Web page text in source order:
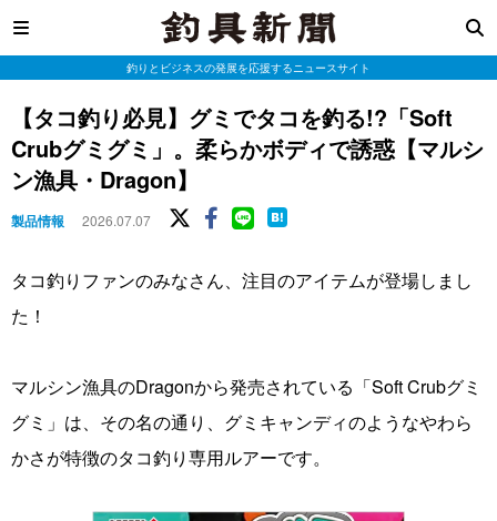
釣りとビジネスの発展を応援するニュースサイト
【タコ釣り必見】グミでタコを釣る!?「Soft
Crubグミグミ」。柔らかボディで誘惑【マルシ
ン漁具・Dragon】
製品情報 2026.07.07
タコ釣りファンのみなさん、注目のアイテムが登場しまし
た！
マルシン漁具のDragonから発売されている「Soft Crubグミ
グミ」は、その名の通り、グミキャンディのようなやわら
かさが特徴のタコ釣り専用ルアーです。